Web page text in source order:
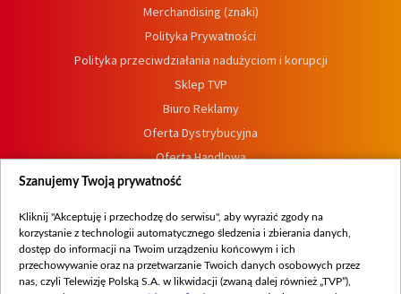
Merchandising (znaki)
Polityka Prywatności
Polityka przeciwdziałania nadużyciom i korupcji
Sklep TVP
Biuro Reklamy
Oferta Dystrybucyjna
Oferta Handlowa
Dostępność
Procedura zgłoszeń wewnętrznych
Szanujemy Twoją prywatność
Kliknij "Akceptuję i przechodzę do serwisu", aby wyrazić zgody na
korzystanie z technologii automatycznego śledzenia i zbierania danych,
dostęp do informacji na Twoim urządzeniu końcowym i ich
przechowywanie oraz na przetwarzanie Twoich danych osobowych przez
nas, czyli Telewizję Polską S.A. w likwidacji (zwaną dalej również „TVP”),